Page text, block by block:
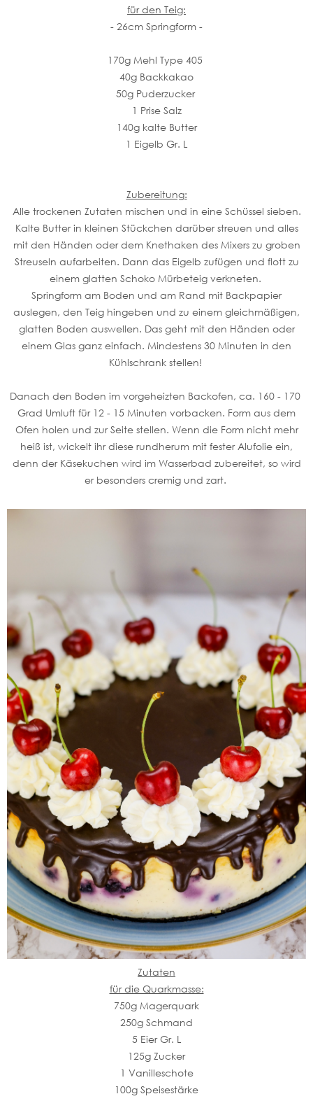
für den Teig:
- 26cm Springform -
170g Mehl Type 405
40g Backkakao
50g Puderzucker
1 Prise Salz
140g kalte Butter
1 Eigelb Gr. L
Zubereitung:
Alle trockenen Zutaten mischen und in eine Schüssel sieben.
Kalte Butter in kleinen Stückchen darüber streuen und alles
mit den Händen oder dem Knethaken des Mixers zu groben
Streuseln aufarbeiten. Dann das Eigelb zufügen und flott zu
einem glatten Schoko Mürbeteig verkneten.
Springform am Boden und am Rand mit Backpapier
auslegen, den Teig hingeben und zu einem gleichmäßigen,
glatten Boden auswellen. Das geht mit den Händen oder
einem Glas ganz einfach. Mindestens 30 Minuten in den
Kühlschrank stellen!
Danach den Boden im vorgeheizten Backofen, ca. 160 - 170
Grad Umluft für 12 - 15 Minuten vorbacken. Form aus dem
Ofen holen und zur Seite stellen. Wenn die Form nicht mehr
heiß ist, wickelt ihr diese rundherum mit fester Alufolie ein,
denn der Käsekuchen wird im Wasserbad zubereitet, so wird
er besonders cremig und zart.
Zutaten
für die Quarkmasse:
750g Magerquark
250g Schmand
5 Eier Gr. L
125g Zucker
1 Vanilleschote
100g Speisestärke